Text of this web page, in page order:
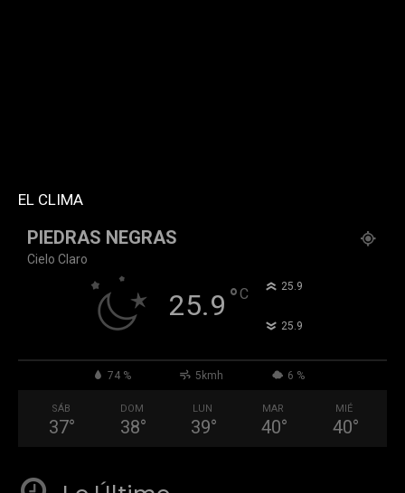
EL CLIMA
PIEDRAS NEGRAS
Cielo Claro
25.9 °C 25.9
25.9
74 % 5kmh 6 %
SÁB
37°
DOM
38°
LUN
39°
MAR
40°
MIÉ
40°